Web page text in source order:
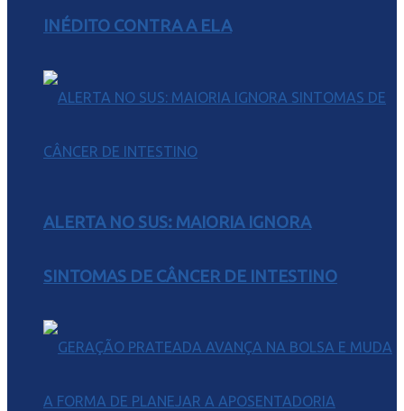
INÉDITO CONTRA A ELA
ALERTA NO SUS: MAIORIA IGNORA
SINTOMAS DE CÂNCER DE INTESTINO